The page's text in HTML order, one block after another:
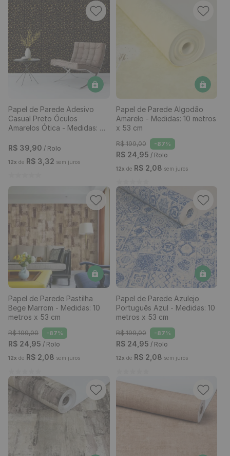
Papel de Parede Adesivo
Casual Preto Óculos
Amarelos Ótica - Medidas: 48
R$ 39 90 / Rolo
12x de R$ 3 32 sem juros
Papel de Parede Algodão
Amarelo - Medidas: 10 metros
x 53 cm
R$ 199,00 -87%
R$ 24 95 / Rolo
12x de R$ 2 08 sem juros
Papel de Parede Pastilha
Bege Marrom - Medidas: 10
metros x 53 cm
R$ 199,00 -87%
R$ 24 95 / Rolo
12x de R$ 2 08 sem juros
Papel de Parede Azulejo
Português Azul - Medidas: 10
metros x 53 cm
R$ 199,00 -87%
R$ 24 95 / Rolo
12x de R$ 2 08 sem juros